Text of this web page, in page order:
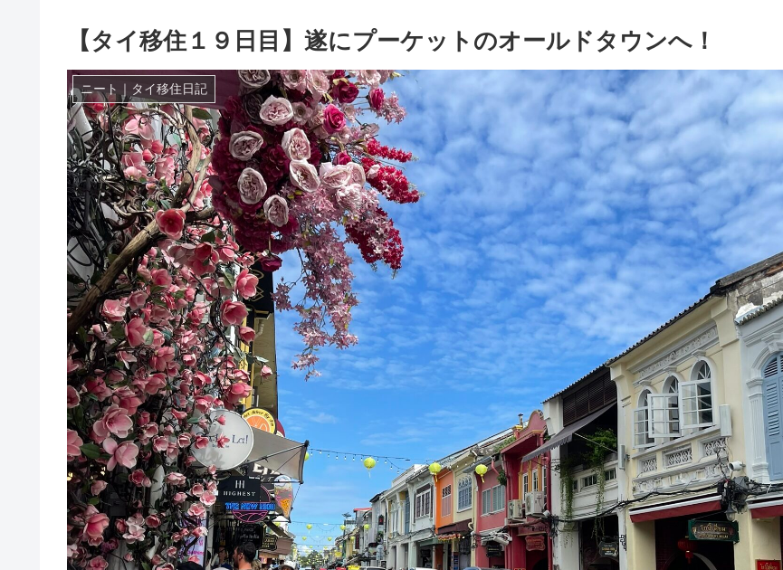
【タイ移住１９日目】遂にプーケットのオールドタウンへ！
ニート｜タイ移住日記